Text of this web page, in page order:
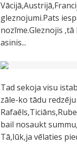
gleznojumi.Pats
nozīme.Gleznojis
asinis...
Tad sekoja visu
zāle-ko tādu
bail nosaukt
Tā,lūk,ja vēlaties